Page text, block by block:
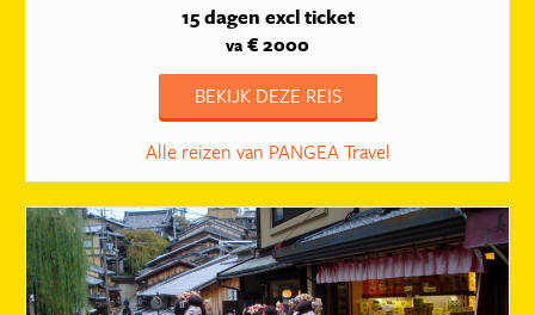
15 dagen excl ticket
va € 2000
BEKIJK DEZE REIS
Alle reizen van PANGEA Travel